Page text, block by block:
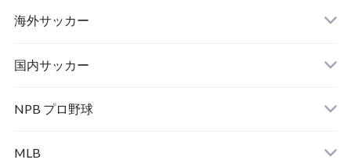
海外サッカー
国内サッカー
NPB プロ野球
MLB